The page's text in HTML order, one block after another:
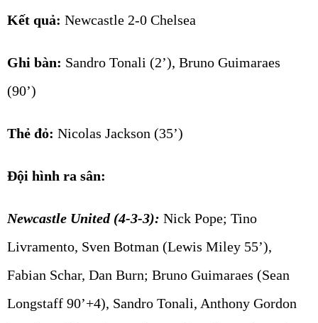
Kết quả: Newcastle 2-0 Chelsea
Ghi bàn: Sandro Tonali (2’), Bruno Guimaraes
(90’)
Thẻ đỏ: Nicolas Jackson (35’)
Đội hình ra sân:
Newcastle United (4-3-3): Nick Pope; Tino
Livramento, Sven Botman (Lewis Miley 55’),
Fabian Schar, Dan Burn; Bruno Guimaraes (Sean
Longstaff 90’+4), Sandro Tonali, Anthony Gordon